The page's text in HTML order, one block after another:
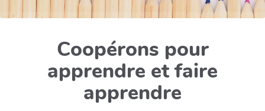
Coopérons pour
apprendre et faire
apprendre